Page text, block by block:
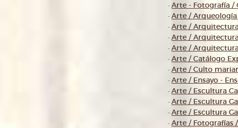
-Arte - Fotografía /
-Arte /
-Arte /
-Arte /
-Arte /
-Arte / Catálogo
-Arte / Culto
-Arte / Ensayo -
-Arte / Escultura
-Arte / Escultura
-Arte / Escultura
-Arte / Fotografías